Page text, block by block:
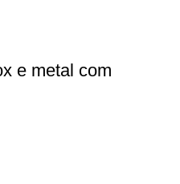
e metal com